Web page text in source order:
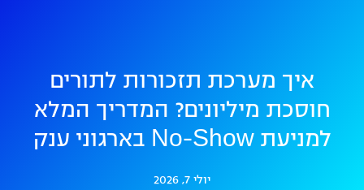
איך מערכת תזכורות לתורים
חוסכת מיליונים? המדריך המלא
למניעת No-Show בארגוני ענק
יולי 7, 2026